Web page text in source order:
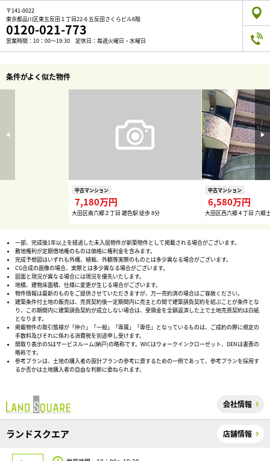
〒141-0022
東京都品川区東五反田１丁目22-6 五反田さくらビル6階
0120-021-773
営業時間：10：00～19:30 定休日：毎週火曜日・水曜日
条件がよく似た物件
中古マンション
7,180万円
大田区南六郷２丁目 雑色駅 徒歩 8分
中古マンション
6,580万円
大田区西六郷４丁目 六郷
一部、完成後1年以上を経過した未入居物件が新築物件として掲載される場合がございます。
敷地権利が定期借地権のものは価格に権利金を含みます。
完成予想図はいずれも外構、植栽、外観等実際のものとは多少異なる場合がございます。
CG合成の画像の場合、実際とは多少異なる場合がございます。
図面と現況が異なる場合には現況を優先いたします。
地積、建物床面積、仕様に変更が生じる場合がございます。
物件情報は最新のものをご提供させていただきますが、万一売約済の場合はご容赦ください。
建築条件付土地の販売は、売買契約後一定期間内に売主との間で建築請負契約を結ぶことが条件とな
り、この期間内に建築請負契約が成立しない場合は、受領金を全額返済した上で土地売買契約は白紙
となります。
掲載物件の取引態様が「仲介」「一般」「専属」「専任」となっているものは、ご成約の際に規定の
手数料及びそれに係わる消費税を別途申し受けます。
間取り表示のSはサービスルーム(納戸)の略称です。WICはウォークインクローゼット、DENは書斎の
略称です。
参考プランは、土地の購入者の設計プランの参考に資するための一例であって、参考プランを採用す
るか否かは土地購入者の自由な判断に委ねられます。
会社情報
ランドスクエア 店舗情報